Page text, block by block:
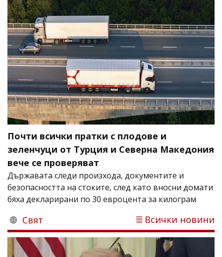
Почти всички пратки с плодове и
зеленчуци от Турция и Северна Македония
вече се проверяват
Държавата следи произхода, документите и
безопасността на стоките, след като вносни домати
бяха декларирани по 30 евроцента за килограм
Свят Всички новини